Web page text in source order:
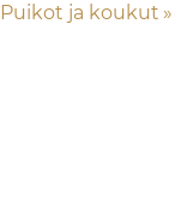
Puikot ja koukut ‪»